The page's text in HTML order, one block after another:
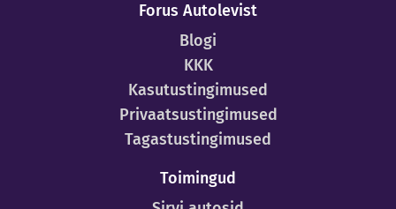
Forus Autolevist
Blogi
KKK
Kasutustingimused
Privaatsustingimused
Tagastustingimused
Toimingud